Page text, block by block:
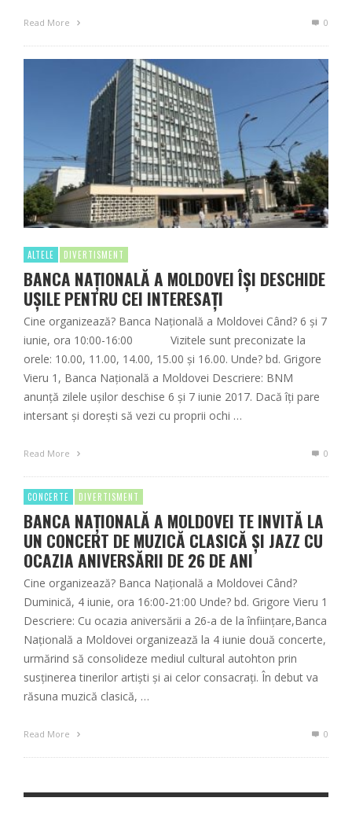
Read More 0
ALTELE DIVERTISMENT
BANCA NAȚIONALĂ A MOLDOVEI ÎȘI DESCHIDE
UȘILE PENTRU CEI INTERESAȚI
Cine organizează? Banca Națională a Moldovei Când? 6 și 7
iunie, ora 10:00-16:00 Vizitele sunt preconizate la
orele: 10.00, 11.00, 14.00, 15.00 și 16.00. Unde? bd. Grigore
Vieru 1, Banca Națională a Moldovei Descriere: BNM
anunță zilele ușilor deschise 6 și 7 iunie 2017. Dacă îți pare
intersant și dorești să vezi cu proprii ochi …
Read More 0
CONCERTE DIVERTISMENT
BANCA NAȚIONALĂ A MOLDOVEI TE INVITĂ LA
UN CONCERT DE MUZICĂ CLASICĂ ȘI JAZZ CU
OCAZIA ANIVERSĂRII DE 26 DE ANI
Cine organizează? Banca Națională a Moldovei Când?
Duminică, 4 iunie, ora 16:00-21:00 Unde? bd. Grigore Vieru 1
Descriere: Cu ocazia aniversării a 26-a de la înființare,Banca
Națională a Moldovei organizează la 4 iunie două concerte,
urmărind să consolideze mediul cultural autohton prin
susținerea tinerilor artiști și ai celor consacrați. În debut va
răsuna muzică clasică, …
Read More 0